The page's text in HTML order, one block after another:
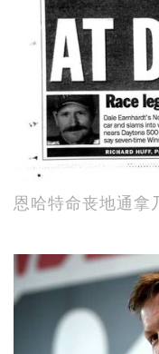
恩哈特命丧地通拿